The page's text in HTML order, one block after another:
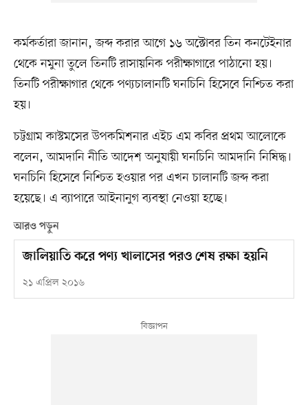
কর্মকর্তারা জানান, জব্দ করার আগে ১৬ অক্টোবর তিন কনটেইনার
থেকে নমুনা তুলে তিনটি রাসায়নিক পরীক্ষাগারে পাঠানো হয়।
তিনটি পরীক্ষাগার থেকে পণ্যচালানটি ঘনচিনি হিসেবে নিশ্চিত করা
হয়।
চট্টগ্রাম কাস্টমসের উপকমিশনার এইচ এম কবির প্রথম আলোকে
বলেন, আমদানি নীতি আদেশ অনুযায়ী ঘনচিনি আমদানি নিষিদ্ধ।
ঘনচিনি হিসেবে নিশ্চিত হওয়ার পর এখন চালানটি জব্দ করা
হয়েছে। এ ব্যাপারে আইনানুগ ব্যবস্থা নেওয়া হচ্ছে।
আরও পড়ুন
জালিয়াতি করে পণ্য খালাসের পরও শেষ রক্ষা হয়নি
২১ এপ্রিল ২০১৬